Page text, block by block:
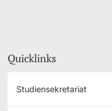
Quicklinks
Studiensekretariat